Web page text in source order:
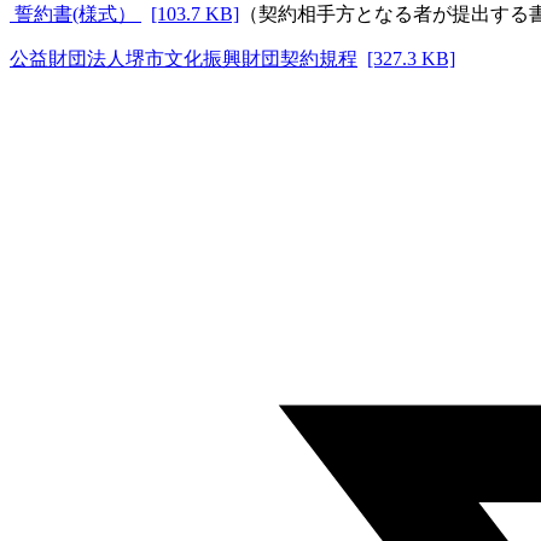
誓約書(様式） [103.7 KB] （契約相手方となる者が提出する
公益財団法人堺市文化振興財団契約規程 [327.3 KB]